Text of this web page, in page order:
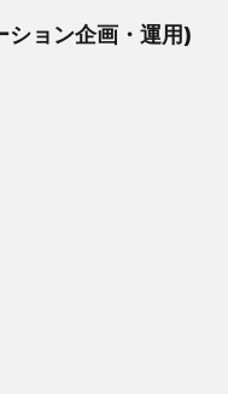
ション企画・運用)